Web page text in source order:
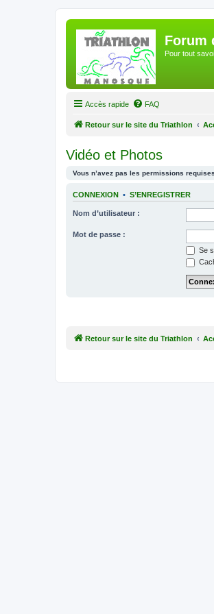
Forum
Pour tout
Accès rapide FAQ
Retour sur le site du Triathlon
Vidéo et Photos
Vous n’avez pas les permissions
CONNEXION • S’ENREGISTRER
Nom d’utilisateur :
Mot de passe :
Se
Retour sur le site du Triathlon